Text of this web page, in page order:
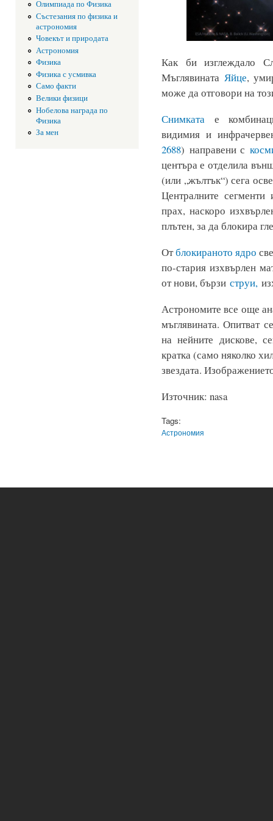
Олимпиада по Физика
Състезания по физика и
астрономия
Човекът и природата
Астрономия
Физика
Физика с усмивка
Само факти
Велики физици
Нобелова награда по
Физика
За мен
Как би изглеждало
МъглявинатаЯйце,
може да отговори на
Снимкатае
видимия и
2688) направени с
центъра е отделила
(или „жълтък“) сега
Централните
прах, наскоро
плътен, за да блокира
Отблокираното ядро
по-стария изхвърлен
от нови, бързи струи,
Астрономите все още
мъглявината. Опитват
на нейните дискове,
кратка (само няколко
звездата.
Източник: nasa
Tags:
Астрономия